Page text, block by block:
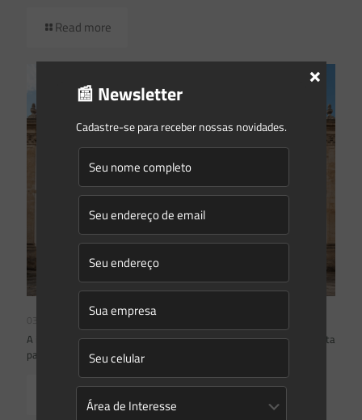
Read more
A inclusão de imóvel em inventário de patrimônio cultural não basta
para impor restrições ao direito de propriedade:
Read more
📰 Newsletter
Cadastre-se para receber nossas novidades.
×